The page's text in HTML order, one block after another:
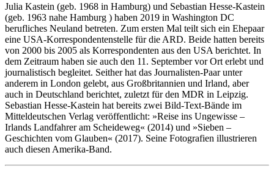
Julia Kastein (geb. 1968 in Hamburg) und Sebastian Hesse-Kastein
(geb. 1963 nahe Hamburg ) haben 2019 in Washington DC
berufliches Neuland betreten. Zum ersten Mal teilt sich ein Ehepaar
eine USA-Korrespondentenstelle für die ARD. Beide hatten bereits
von 2000 bis 2005 als Korrespondenten aus den USA berichtet. In
dem Zeitraum haben sie auch den 11. September vor Ort erlebt und
journalistisch begleitet. Seither hat das Journalisten-Paar unter
anderem in London gelebt, aus Großbritannien und Irland, aber
auch in Deutschland berichtet, zuletzt für den MDR in Leipzig.
Sebastian Hesse-Kastein hat bereits zwei Bild-Text-Bände im
Mitteldeutschen Verlag veröffentlicht: »Reise ins Ungewisse –
Irlands Landfahrer am Scheideweg« (2014) und »Sieben –
Geschichten vom Glauben« (2017). Seine Fotografien illustrieren
auch diesen Amerika-Band.